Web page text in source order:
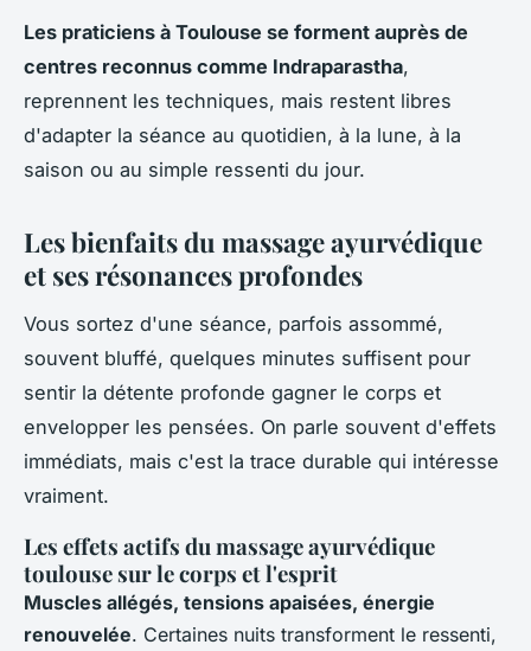
Les praticiens à Toulouse se forment auprès de
centres reconnus comme Indraparastha,
reprennent les techniques, mais restent libres
d'adapter la séance au quotidien, à la lune, à la
saison ou au simple ressenti du jour.
Les bienfaits du massage ayurvédique
et ses résonances profondes
Vous sortez d'une séance, parfois assommé,
souvent bluffé, quelques minutes suffisent pour
sentir la détente profonde gagner le corps et
envelopper les pensées. On parle souvent d'effets
immédiats, mais c'est la trace durable qui intéresse
vraiment.
Les effets actifs du massage ayurvédique
toulouse sur le corps et l'esprit
Muscles allégés, tensions apaisées, énergie
renouvelée. Certaines nuits transforment le ressenti,